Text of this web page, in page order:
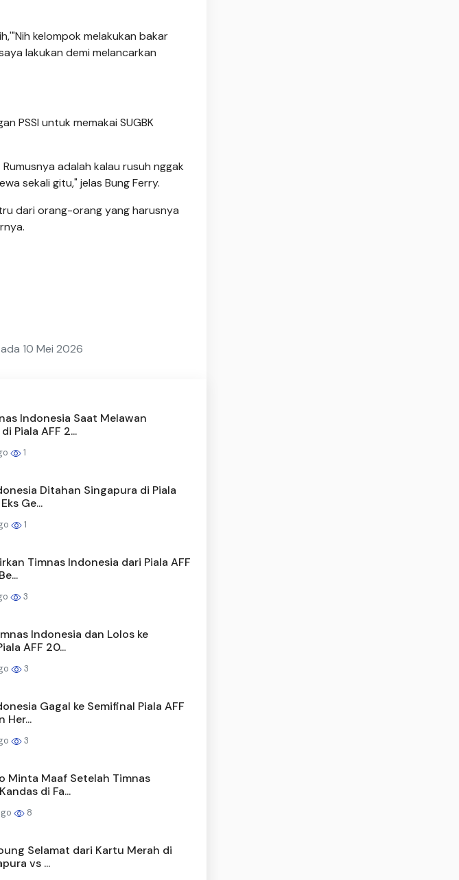
kelompok melakukan bakar
lakukan demi melancarkan
PSSI untuk memakai SUGBK
adalah kalau rusuh nggak
sekali gitu," jelas Bung Ferry.
dari orang-orang yang harusnya
10 Mei 2026
Indonesia Saat Melawan
Piala AFF 2...
1
Ditahan Singapura di Piala
Ge...
1
Timnas Indonesia dari Piala AFF
3
Indonesia dan Lolos ke
AFF 20...
3
Gagal ke Semifinal Piala AFF
Her...
3
Minta Maaf Setelah Timnas
di Fa...
8
Selamat dari Kartu Merah di
vs ...